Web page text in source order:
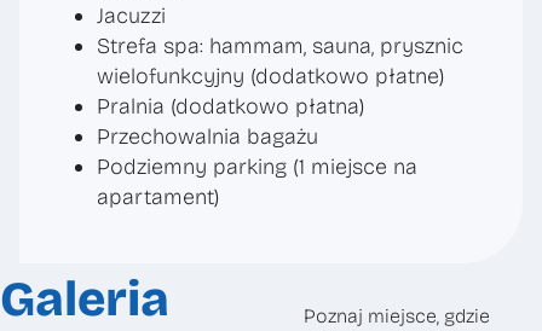
Jacuzzi
Strefa spa: hammam, sauna, prysznic
wielofunkcyjny (dodatkowo płatne)
Pralnia (dodatkowo płatna)
Przechowalnia bagażu
Podziemny parking (1 miejsce na
apartament)
Galeria
Poznaj miejsce, gdzie